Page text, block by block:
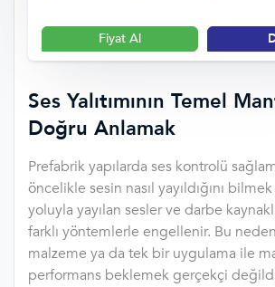
Fiyat Al
Ses Yalıtımının Temel
Doğru Anlamak
Prefabrik yapılarda ses kontrolü
öncelikle sesin nasıl yayıldığını
yoluyla yayılan sesler ve darbe
farklı yöntemlerle engellenir. Bu
malzeme ya da tek bir uygulama ile
performans beklemek gerçekçi